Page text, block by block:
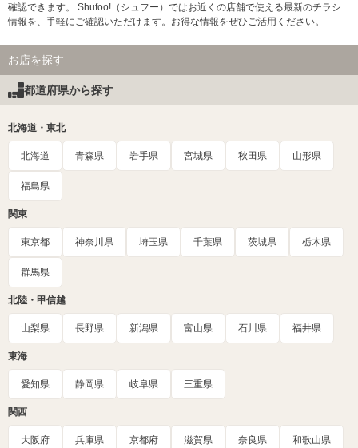
確認できます。 Shufoo!（シュフー）ではお近くの店舗で使える最新のチラシ
情報を、手軽にご確認いただけます。お得な情報をぜひご活用ください。
お店を探す
都道府県から探す
北海道・東北
北海道 青森県 岩手県 宮城県 秋田県 山形県
福島県
関東
東京都 神奈川県 埼玉県 千葉県 茨城県 栃木県
群馬県
北陸・甲信越
山梨県 長野県 新潟県 富山県 石川県 福井県
東海
愛知県 静岡県 岐阜県 三重県
関西
大阪府 兵庫県 京都府 滋賀県 奈良県 和歌山県